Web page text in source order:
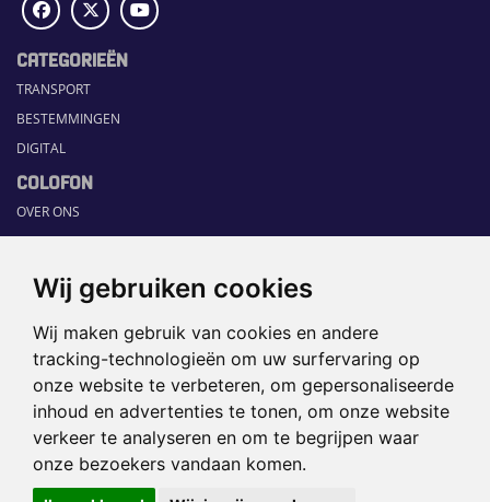
Wij gebruiken cookies
Wij maken gebruik van cookies en andere
tracking-technologieën om uw surfervaring op
onze website te verbeteren, om gepersonaliseerde
inhoud en advertenties te tonen, om onze website
verkeer te analyseren en om te begrijpen waar
onze bezoekers vandaan komen.
CATEGORIEËN
TRANSPORT
BESTEMMINGEN
DIGITAL
COLOFON
OVER ONS
COMMUNICATION PLATFORM
RUBRIEKEN
HOME
SECTORGIDS
JOBS
HAPPENING
©2026 TRAVEL360° |SITEMAP